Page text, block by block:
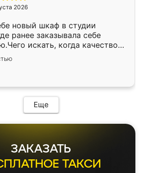
2026
новый шкаф в студии
ранее заказывала себе
искать, когда качеством
Служит кухня уже почти
нет.
Еще
ЗАКАЗАТЬ
ТАКСИ